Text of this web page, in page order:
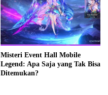
Misteri Event Hall Mobile
Legend: Apa Saja yang Tak Bisa
Ditemukan?